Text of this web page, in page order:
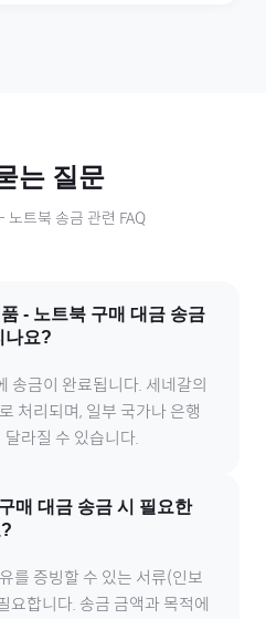
는 질문
- 노트북 송금 관련 FAQ
- 노트북 구매 대금 송금
나요?
송금이 완료됩니다. 세네갈의
처리되며, 일부 국가나 은행
라질 수 있습니다.
구매 대금 송금 시 필요한
를 증빙할 수 있는 서류(인보
요합니다. 송금 금액과 목적에